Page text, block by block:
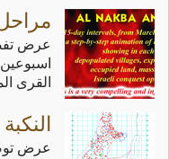
عرض
اسبوعين
القرى